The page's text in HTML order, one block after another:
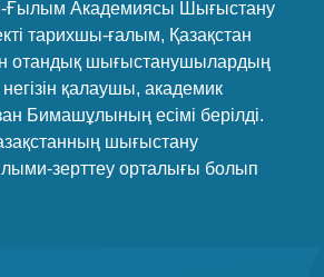
Ғылым Академиясы Шығыстану
тарихшы-ғалым, Қазақстан
отандық шығыстанушылардың
қалаушы, академик
Бимашұлының есімі берілді.
шығыстану
зерттеу орталығы болып